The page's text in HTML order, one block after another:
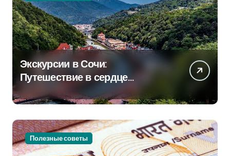
Экскурсии в Сочи:
Путешествие в сердце
Черноморского курорта
Полезные советы